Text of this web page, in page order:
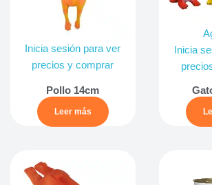
Inicia sesión para ver
precios y comprar
Pollo 14cm
Leer más
Inicia